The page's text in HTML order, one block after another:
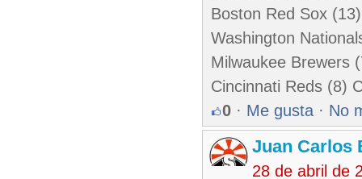
Boston Red Sox
Washington
Milwaukee Brewers
Cincinnati Reds (8)
0 · Me gusta · No
Juan Carlos
28 de abril de